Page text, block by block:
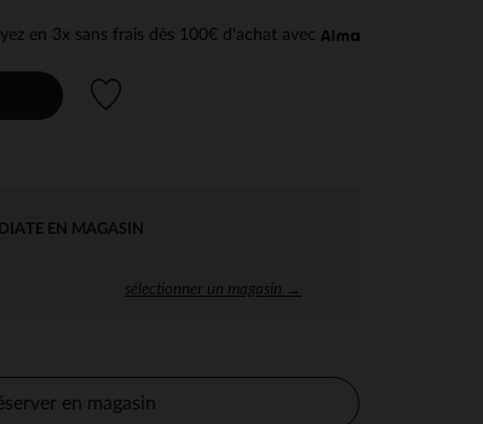
en 3x sans frais dès 100€ d'achat avec
EN MAGASIN
sélectionner un magasin →
en magasin